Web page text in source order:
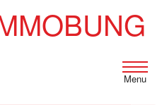
Menu